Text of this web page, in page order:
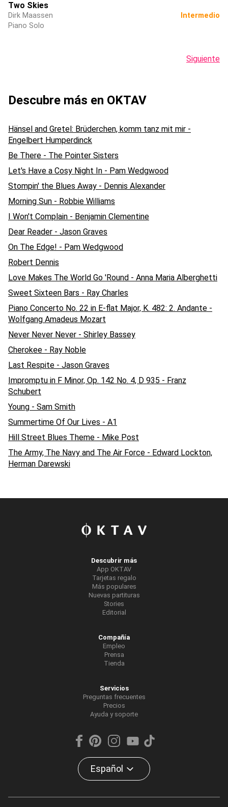
Two Skies
Dirk Maassen
Piano Solo
Intermedio
Siguiente
Descubre más en OKTAV
Hänsel and Gretel: Brüderchen, komm tanz mit mir -
Engelbert Humperdinck
Be There - The Pointer Sisters
Let's Have a Cosy Night In - Pam Wedgwood
Stompin' the Blues Away - Dennis Alexander
Morning Sun - Robbie Williams
I Won't Complain - Benjamin Clementine
Dear Reader - Jason Graves
On The Edge! - Pam Wedgwood
Robert Dennis
Love Makes The World Go 'Round - Anna Maria Alberghetti
Sweet Sixteen Bars - Ray Charles
Piano Concerto No. 22 in E-flat Major, K. 482: 2. Andante -
Wolfgang Amadeus Mozart
Never Never Never - Shirley Bassey
Cherokee - Ray Noble
Last Respite - Jason Graves
Impromptu in F Minor, Op. 142 No. 4, D 935 - Franz
Schubert
Young - Sam Smith
Summertime Of Our Lives - A1
Hill Street Blues Theme - Mike Post
The Army, The Navy and The Air Force - Edward Lockton,
Herman Darewski
Descubrir más
App OKTAV
Tarjetas regalo
Más populares
Nuevas partituras
Stories
Editorial
Compañía
Empleo
Prensa
Tienda
Servicios
Preguntas frecuentes
Precios
Ayuda y soporte
Español